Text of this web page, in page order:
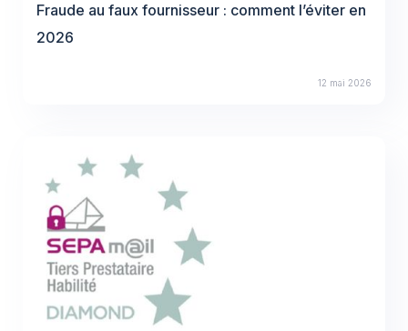
Fraude au faux fournisseur : comment l’éviter en
2026
12 mai 2026